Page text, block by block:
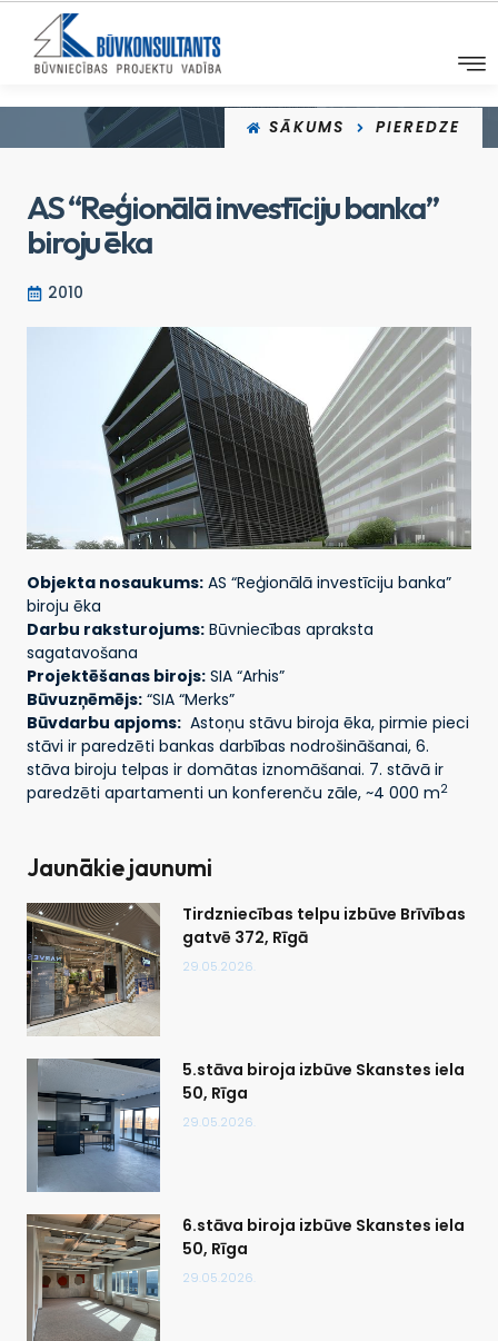
SĀKUMS PIEREDZE
AS “Reģionālā investīciju banka”
biroju ēka
2010
Objekta nosaukums: AS “Reģionālā investīciju banka”
biroju ēka
Darbu raksturojums: Būvniecības apraksta
sagatavošana
Projektēšanas birojs: SIA “Arhis”
Būvuzņēmējs: “SIA “Merks”
Būvdarbu apjoms: Astoņu stāvu biroja ēka, pirmie pieci
stāvi ir paredzēti bankas darbības nodrošināšanai, 6.
stāva biroju telpas ir domātas iznomāšanai. 7. stāvā ir
paredzēti apartamenti un konferenču zāle, ~4 000 m2
Jaunākie jaunumi
Tirdzniecības telpu izbūve Brīvības
gatvē 372, Rīgā
29.05.2026.
5.stāva biroja izbūve Skanstes iela
50, Rīga
29.05.2026.
6.stāva biroja izbūve Skanstes iela
50, Rīga
29.05.2026.